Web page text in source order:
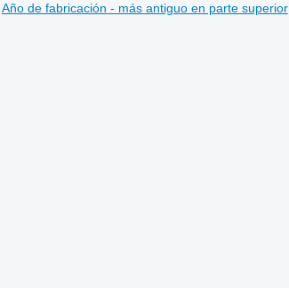
Año de fabricación - más antiguo en parte superior